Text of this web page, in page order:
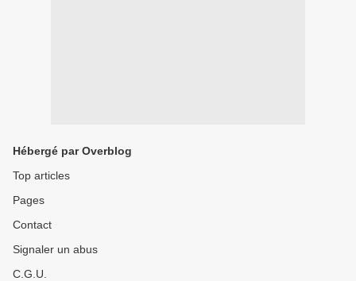
Hébergé par Overblog
Top articles
Pages
Contact
Signaler un abus
C.G.U.